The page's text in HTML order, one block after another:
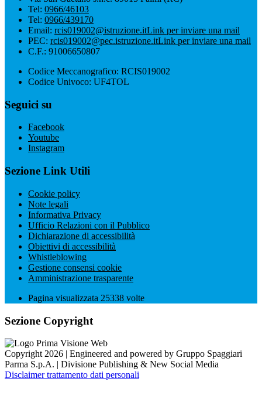
Tel: 0966/46103
Tel: 0966/439170
Email: rcis019002@istruzione.itLink per inviare una mail
PEC: rcis019002@pec.istruzione.itLink per inviare una mail
C.F.: 91006650807
Codice Meccanografico: RCIS019002
Codice Univoco: UF4TOL
Seguici su
Facebook
Youtube
Instagram
Sezione Link Utili
Cookie policy
Note legali
Informativa Privacy
Ufficio Relazioni con il Pubblico
Dichiarazione di accessibilità
Obiettivi di accessibilità
Whistleblowing
Gestione consensi cookie
Amministrazione trasparente
Pagina visualizzata 25338 volte
Sezione Copyright
Copyright 2026 | Engineered and powered by Gruppo Spaggiari
Parma S.p.A. | Divisione Publishing & New Social Media
Disclaimer trattamento dati personali